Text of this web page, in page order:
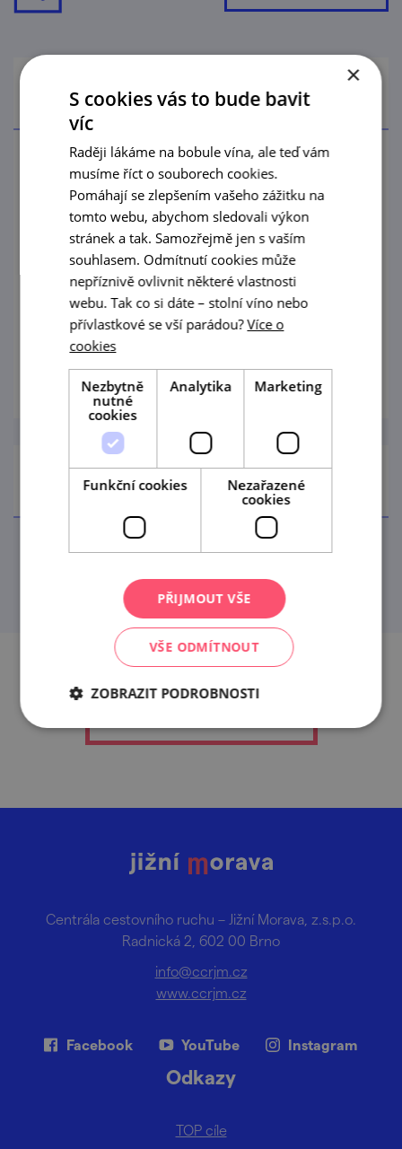
Termín
Od
Do
Dnes Zítra
Region
Centrála cestovního ruchu – Jižní Morava, z.s.p.o.
Radnická 2, 602 00 Brno
info@ccrjm.cz
www.ccrjm.cz
Facebook YouTube Instagram
Odkazy
TOP cíle
×
S cookies vás to bude bavit
víc
Raději lákáme na bobule vína, ale teď vám
musíme říct o souborech cookies.
Pomáhají se zlepšením vašeho zážitku na
tomto webu, abychom sledovali výkon
stránek a tak. Samozřejmě jen s vaším
souhlasem. Odmítnutí cookies může
nepříznivě ovlivnit některé vlastnosti
webu. Tak co si dáte – stolní víno nebo
přívlastkové se vší parádou?Více o
cookies
Nezbytně
nutné
cookies
Analytika Marketing
Funkční cookies
Nezařazené
cookies
PŘIJMOUT VŠE
VŠE ODMÍTNOUT
ZOBRAZIT PODROBNOSTI